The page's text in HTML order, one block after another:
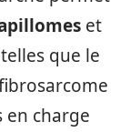
et
que le
charge